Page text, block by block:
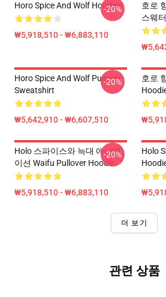
Horo Spice And Wolf Hoodies
₩5,918,510 - ₩6,883,110
-20%
호로
스웨터
Horo Spice And Wolf Pullover
Sweatshirt
₩5,642,910 - ₩6,607,510
-20%
호로
Holo 스파이스와 늑대 애니메
이션 Waifu Pullover Hoodie
₩5,918,510 - ₩6,883,110
-20%
Holo
더 보기
관련 상품